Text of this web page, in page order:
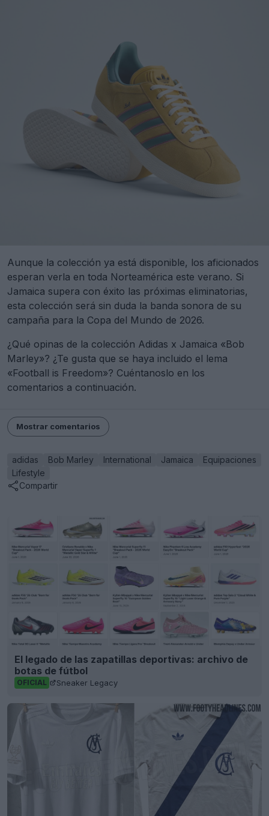
Aunque la colección ya está disponible, los aficionados
esperan verla en toda Norteamérica este verano. Si
Jamaica supera con éxito las próximas eliminatorias,
esta colección será sin duda la banda sonora de su
campaña para la Copa del Mundo de 2026.
¿Qué opinas de la colección Adidas x Jamaica «Bob
Marley»? ¿Te gusta que se haya incluido el lema
«Football is Freedom»? Cuéntanoslo en los
comentarios a continuación.
Mostrar comentarios
adidas Bob Marley International Jamaica
Equipaciones
Lifestyle
Compartir
El legado de las zapatillas deportivas: archivo de
botas de fútbol
OFICIAL Sneaker Legacy